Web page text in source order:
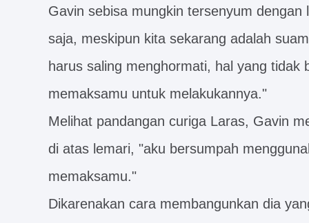
Gavin sebisa mungkin tersenyum
saja, meskipun kita sekarang adalah
harus saling menghormati, hal yang
memaksamu untuk melakukannya."
Melihat pandangan curiga Laras, Gavin
di atas lemari, "aku bersumpah
memaksamu."
Dikarenakan cara membangunkan dia